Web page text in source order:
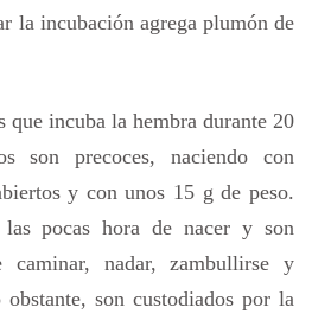
la incubación agrega plumón de
que incuba la hembra durante 20
son precoces, naciendo con
y con unos 15 g de peso.
pocas hora de nacer y son
caminar, nadar, zambullirse y
son custodiados por la